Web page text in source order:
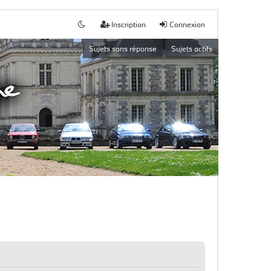
Connexion
Inscription
Sujets sans réponse Sujets actifs